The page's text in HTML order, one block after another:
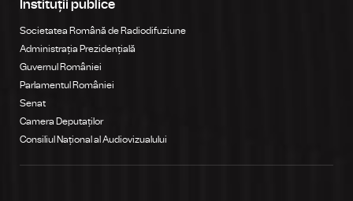
Instituții publice
Societatea Română de Radiodifuziune
Administrația Prezidențială
Guvernul României
Parlamentul României
Senat
Camera Deputaților
Consiliul Național al Audiovizualului